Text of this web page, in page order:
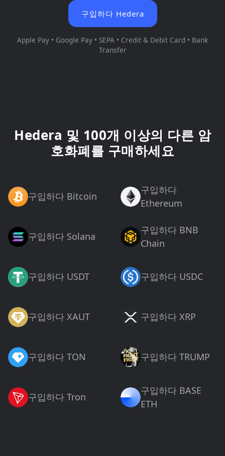
구입하다 Hedera
Apple Pay • Google Pay • SEPA • Credit & Debit Card • Bank
Transfer
Hedera 및 100개 이상의 다른 암
호화폐를 구매하세요
구입하다 Bitcoin
구입하다
Ethereum
구입하다 Solana
구입하다 BNB
Chain
구입하다 USDT 구입하다 USDC
구입하다 XAUT 구입하다 XRP
구입하다 TON 구입하다 TRUMP
구입하다 Tron
구입하다 BASE
ETH